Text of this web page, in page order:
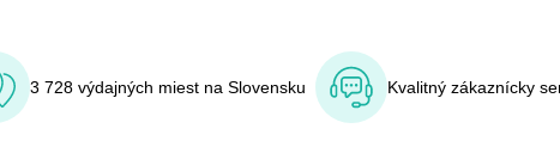
3 728 výdajných miest na Slovensku Kvalitný zákaznícky